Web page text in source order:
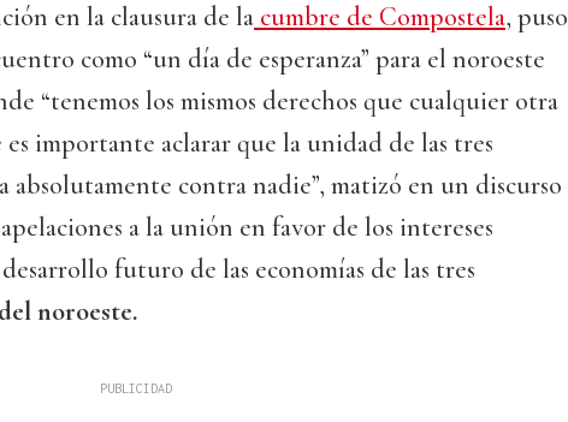
en la clausura de la cumbre de Compostela, puso
como “un día de esperanza” para el noroeste
“tenemos los mismos derechos que cualquier otra
es importante aclarar que la unidad de las tres
absolutamente contra nadie”, matizó en un discurso
a la unión en favor de los intereses
futuro de las economías de las tres
noroeste.